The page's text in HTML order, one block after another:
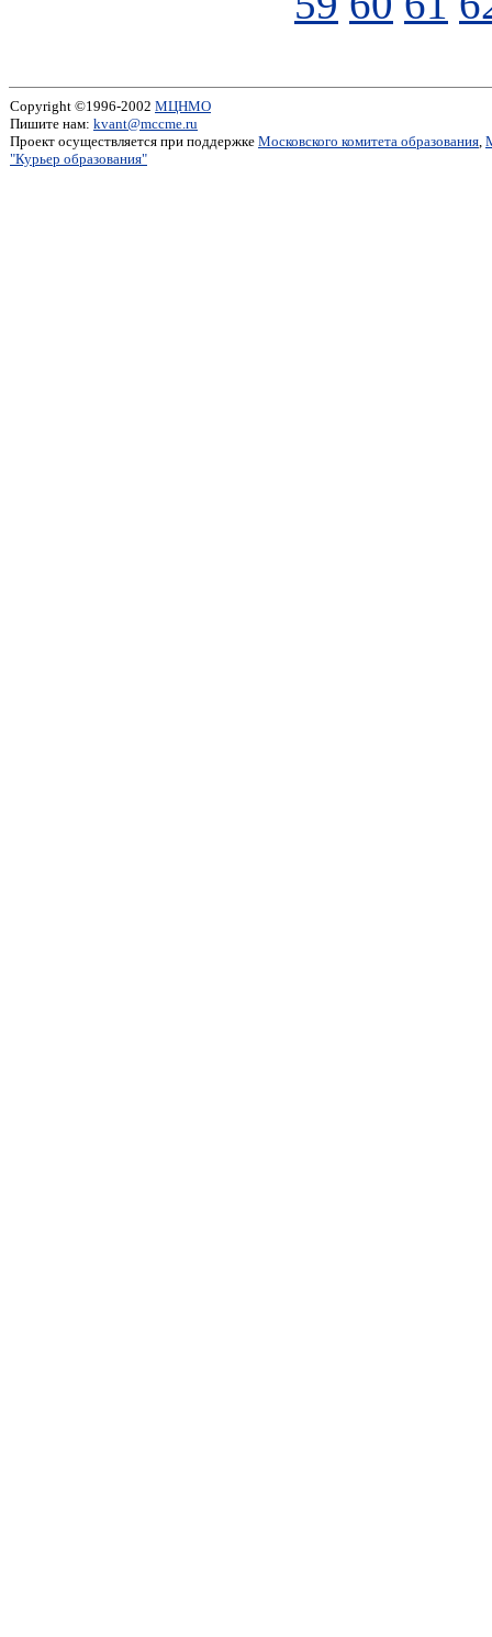
Copyright ©1996-2002 МЦНМО
Пишите нам: kvant@mccme.ru
Проект осуществляется при поддержке Московского комитета образования,
"Курьер образования"